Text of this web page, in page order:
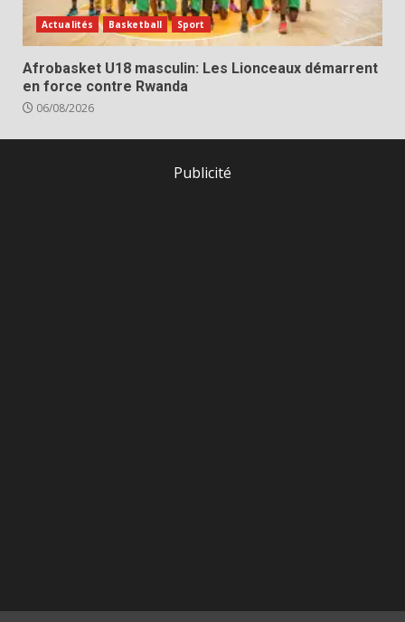
Actualités Basketball Sport
Afrobasket U18 masculin: Les Lionceaux démarrent
en force contre Rwanda
06/08/2026
Publicité